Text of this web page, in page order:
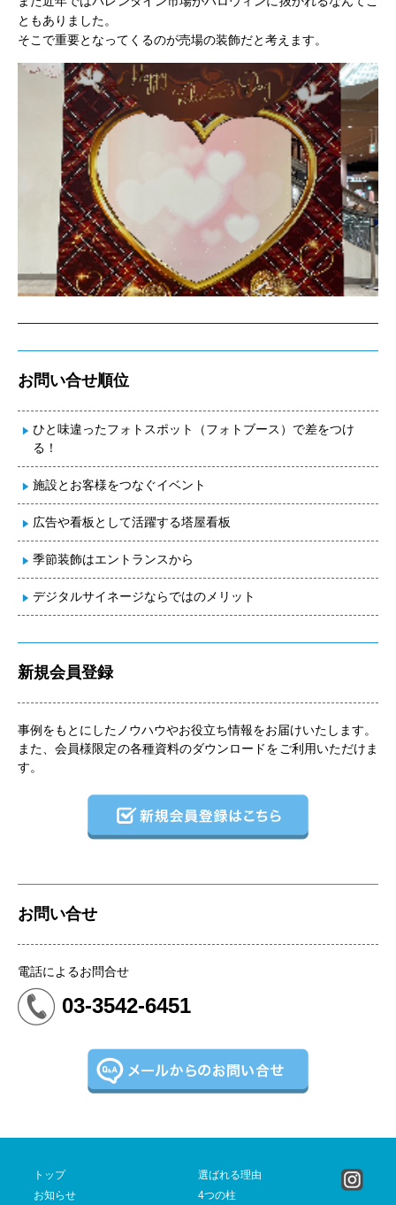
ともありました。
そこで重要となってくるのが売場の装飾だと考えます。
お問い合せ順位
ひと味違ったフォトスポット（フォトブース）で差をつけ
る！
施設とお客様をつなぐイベント
広告や看板として活躍する塔屋看板
季節装飾はエントランスから
デジタルサイネージならではのメリット
新規会員登録
事例をもとにしたノウハウやお役立ち情報をお届けいたします。
また、会員様限定の各種資料のダウンロードをご利用いただけま
す。
お問い合せ
電話によるお問合せ
03-3542-6451
トップ
お知らせ
選ばれる理由
4つの柱